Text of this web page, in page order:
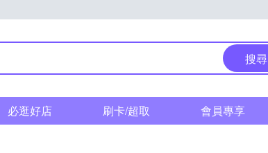
搜尋
必逛好店 刷卡/超取 會員專享